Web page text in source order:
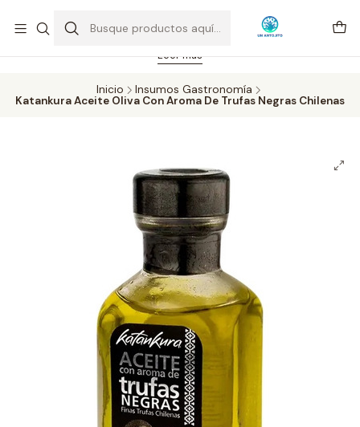
Feriado 21-05-2026 atención hasta las 14 hrs. Envío GRATIS mismo
día solo área Metropolitana Santiago por compras desde CLP 39.900.
Pedidos hasta 16 hrs., sábados y domingos hasta 14 hrs.
Leer más
Inicio
Insumos Gastronomía
Katankura Aceite Oliva Con Aroma De Trufas Negras Chilenas